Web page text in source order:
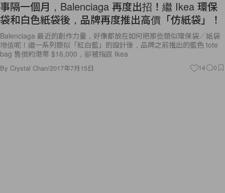
事隔一個月，Balenciaga 再度出招！繼 Ikea 環保
袋和白色紙袋後，品牌再度推出高價「仿紙袋」！
Balenciaga 最近的創作力量，好像都放在如何把那些類似環保袋／紙袋
增值呢！繼一系列類似「紅白藍」的設計後，品牌之前推出的藍色 tote
bag 售價約港幣 $16,000，卻被指跟 Ikea
By Crystal Chan/2017年7月15日 14 0